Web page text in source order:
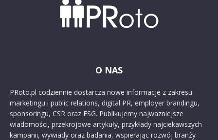
O NAS
PRoto.pl codziennie dostarcza nowe informacje z zakresu
marketingu i public relations, digital PR, employer brandingu,
sponsoringu, CSR oraz ESG. Publikujemy najważniejsze
wiadomości, przekrojowe artykuły, przykłady najciekawszych
kampanii, wywiady oraz badania, wspierając rozwój branży